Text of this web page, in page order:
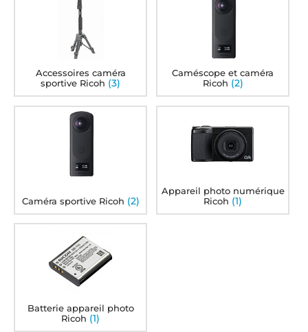
Accessoires caméra
sportive Ricoh (3)
Caméscope et caméra
Ricoh (2)
Caméra sportive Ricoh (2)
Appareil photo numérique
Ricoh (1)
Batterie appareil photo
Ricoh (1)